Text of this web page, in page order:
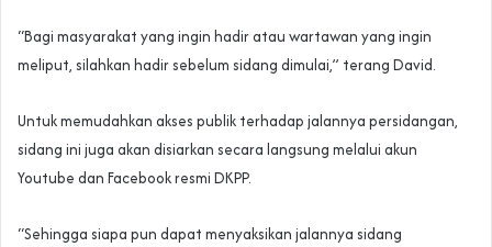
“Bagi masyarakat yang ingin hadir atau wartawan yang ingin
meliput, silahkan hadir sebelum sidang dimulai,” terang David.
Untuk memudahkan akses publik terhadap jalannya persidangan,
sidang ini juga akan disiarkan secara langsung melalui akun
Youtube dan Facebook resmi DKPP.
“Sehingga siapa pun dapat menyaksikan jalannya sidang